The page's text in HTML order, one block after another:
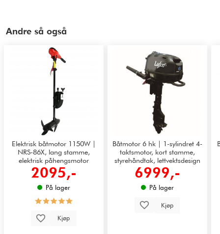
Andre så også
Elektrisk båtmotor 1150W |
NRS-86X, lang stamme,
elektrisk påhengsmotor
2095,-
På lager
Kjøp
Båtmotor 6 hk | 1-sylindret 4-
taktsmotor, kort stamme,
styrehåndtak, lettvektsdesign
6999,-
På lager
Kjøp